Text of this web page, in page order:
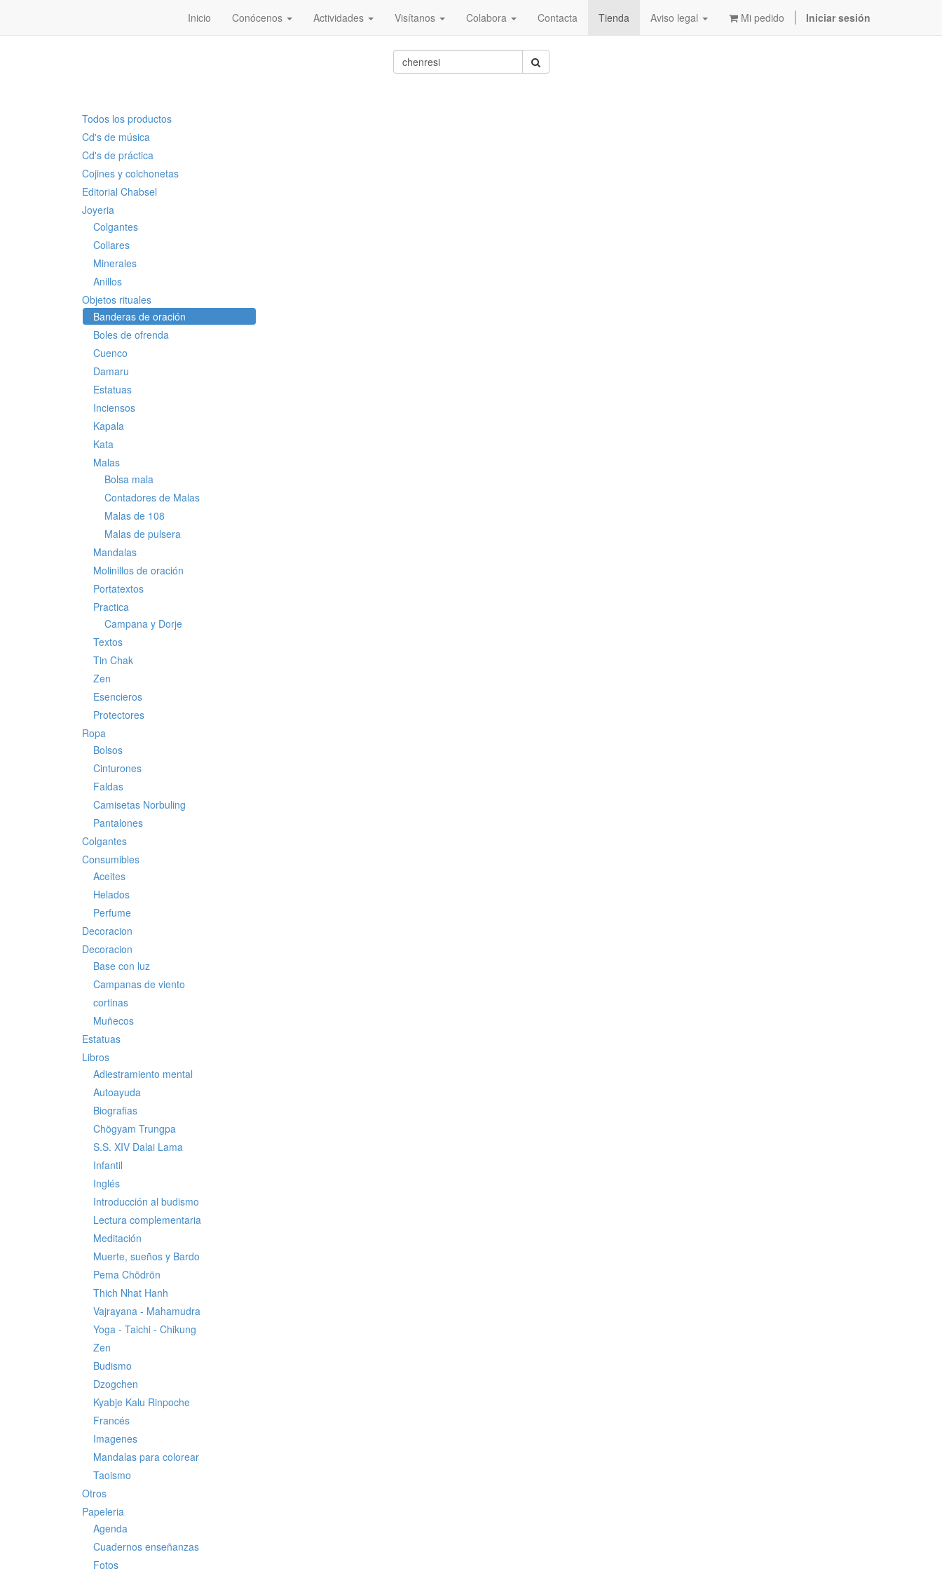
Inicio Conócenos Actividades Visítanos Colabora Contacta Tienda Aviso legal Mi pedido Iniciar sesión
Todos los productos
Cd's de música
Cd's de práctica
Cojines y colchonetas
Editorial Chabsel
Joyeria
Colgantes
Collares
Minerales
Anillos
Objetos rituales
Banderas de oración
Boles de ofrenda
Cuenco
Damaru
Estatuas
Inciensos
Kapala
Kata
Malas
Bolsa mala
Contadores de Malas
Malas de 108
Malas de pulsera
Mandalas
Molinillos de oración
Portatextos
Practica
Campana y Dorje
Textos
Tin Chak
Zen
Esencieros
Protectores
Ropa
Bolsos
Cinturones
Faldas
Camisetas Norbuling
Pantalones
Colgantes
Consumibles
Aceites
Helados
Perfume
Decoracion
Decoracion
Base con luz
Campanas de viento
cortinas
Muñecos
Estatuas
Libros
Adiestramiento mental
Autoayuda
Biografias
Chögyam Trungpa
S.S. XIV Dalai Lama
Infantil
Inglés
Introducción al budismo
Lectura complementaria
Meditación
Muerte, sueños y Bardo
Pema Chödrön
Thich Nhat Hanh
Vajrayana - Mahamudra
Yoga - Taichi - Chikung
Zen
Budismo
Dzogchen
Kyabje Kalu Rinpoche
Francés
Imagenes
Mandalas para colorear
Taoismo
Otros
Papeleria
Agenda
Cuadernos enseñanzas
Fotos